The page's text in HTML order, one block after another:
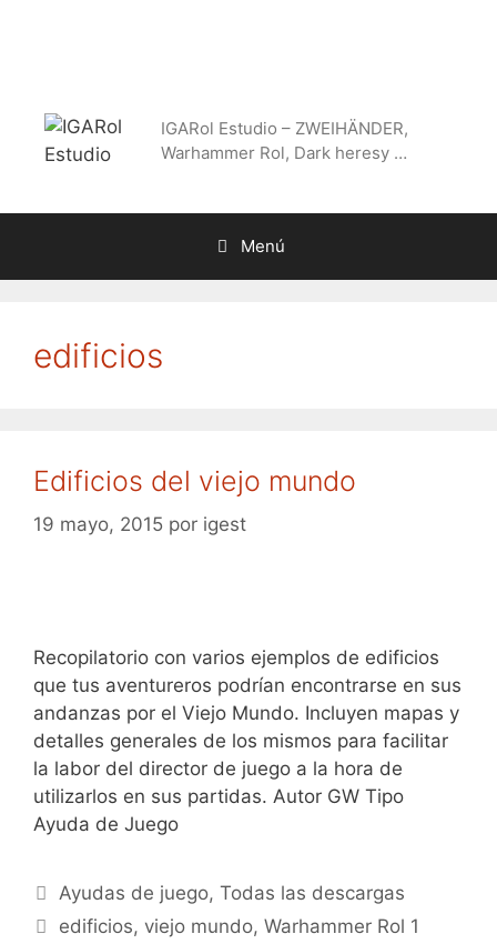
IGARol Estudio – ZWEIHÄNDER,
Warhammer Rol, Dark heresy …
Menú
edificios
Edificios del viejo mundo
19 mayo, 2015 por igest
Recopilatorio con varios ejemplos de edificios
que tus aventureros podrían encontrarse en sus
andanzas por el Viejo Mundo. Incluyen mapas y
detalles generales de los mismos para facilitar
la labor del director de juego a la hora de
utilizarlos en sus partidas. Autor GW Tipo
Ayuda de Juego
Categorías
Ayudas de juego,Todas las descargas
Etiquetas
edificios, viejo mundo,Warhammer Rol 1